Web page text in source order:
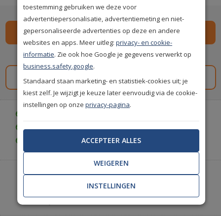
Spaar269premium punten i
Gratis staal aanvragen
Gratis retourneren (30 dagen)
Gratis achteraf betalen
Heeft u hulp nodig of wilt u telefonisch bestellen?
Neem contact met ons op.
+31(0)85 888 3671 | Start met chatten
toestemming gebruiken we deze voor
advertentiepersonalisatie, advertentiemeting en niet-
gepersonaliseerde advertenties op deze en andere
websites en apps. Meer uitleg:privacy- en cookie-
informatie. Zie ook hoe Google je gegevens verwerkt op
business.safety.google.
Standaard staan marketing- en statistiek-cookies uit; je
kiest zelf. Je wijzigt je keuze later eenvoudig via de cookie-
instellingen op onzeprivacy-pagina.
ACCEPTEER ALLES
WEIGEREN
INSTELLINGEN